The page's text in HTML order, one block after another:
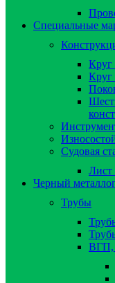
Специальные
Круг
Круг
Судовая
Лист
Черный
Трубы
ВГП,